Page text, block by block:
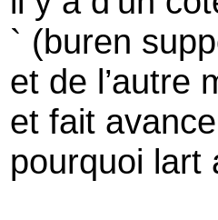
` (buren
et de l’autre
et fait
pourquoi lart